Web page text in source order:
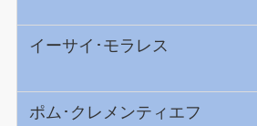
イーサイ･モラレス
ポム･クレメンティエフ